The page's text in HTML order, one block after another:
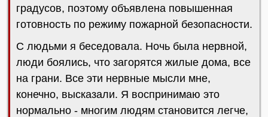
градусов, поэтому объявлена повышенная
готовность по режиму пожарной безопасности.
С людьми я беседовала. Ночь была нервной,
люди боялись, что загорятся жилые дома, все
на грани. Все эти нервные мысли мне,
конечно, высказали. Я воспринимаю это
нормально - многим людям становится легче,